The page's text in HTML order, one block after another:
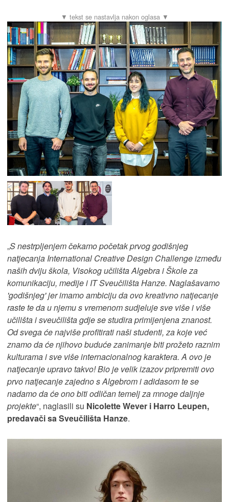
„S nestrpljenjem čekamo početak prvog godišnjeg
natjecanja International Creative Design Challenge između
naših dviju škola, Visokog učilišta Algebra i Škole za
komunikaciju, medije i IT Sveučilišta Hanze. Naglašavamo
'godišnjeg' jer imamo ambiciju da ovo kreativno natjecanje
raste te da u njemu s vremenom sudjeluje sve više i više
učilišta i sveučilišta gdje se studira primijenjena znanost.
Od svega će najviše profitirati naši studenti, za koje već
znamo da će njihovo buduće zanimanje biti prožeto raznim
kulturama i sve više internacionalnog karaktera. A ovo je
natjecanje upravo takvo! Bio je velik izazov pripremiti ovo
prvo natjecanje zajedno s Algebrom i adidasom te se
nadamo da će ono biti odličan temelj za mnoge daljnje
projekte“, naglasili su Nicolette Wever i Harro Leupen,
predavači sa Sveučilišta Hanze.